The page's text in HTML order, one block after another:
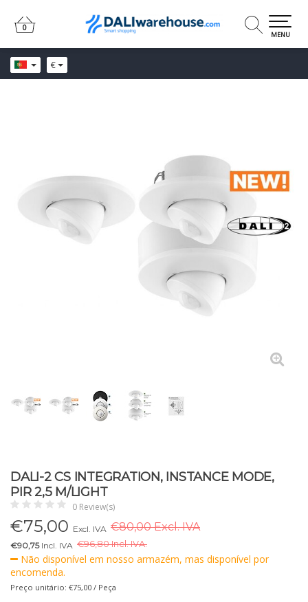
€
0
0
MENU
DALI-2 CS INTEGRATION, INSTANCE MODE,
PIR 2,5 M/LIGHT
0 Review(s)
€75,00 Excl. IVA €80,00 Excl. IVA
€90,75Incl. IVA €96,80 Incl. IVA.
Não disponível em nosso armazém, mas disponível por
encomenda.
Preço unitário: €75,00 / Peça